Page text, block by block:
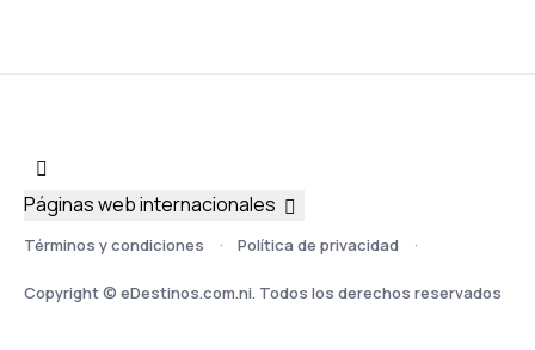
Términos y condiciones Política de privacidad
Copyright © eDestinos.com.ni. Todos los derechos reservados
Páginas web internacionales